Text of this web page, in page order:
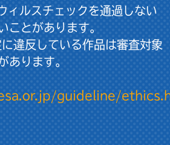
ルスチェックを通過しない
ことがあります。
違反している作品は審査対象
あります。
guideline/